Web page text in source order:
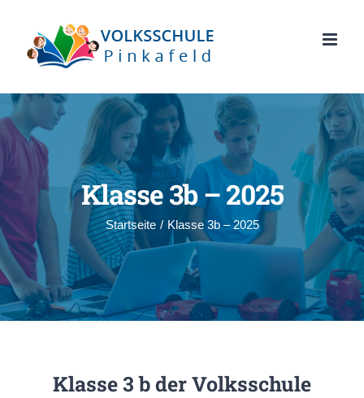
springen
Klasse 3b – 2025
Startseite / Klasse 3b – 2025
Klasse 3 b der Volksschule